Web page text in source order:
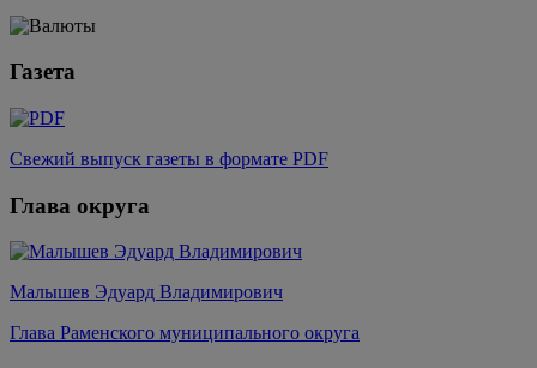
Газета
Свежий выпуск газеты в формате PDF
Глава округа
Малышев Эдуард Владимирович
Глава Раменского муниципального округа